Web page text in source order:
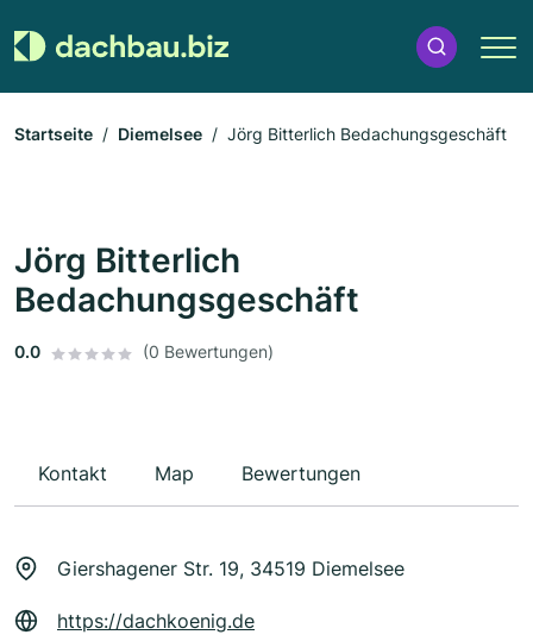
Startseite Diemelsee Jörg Bitterlich Bedachungsgeschäft
Jörg Bitterlich
Bedachungsgeschäft
0.0 (0 Bewertungen)
Kontakt Map Bewertungen
Giershagener Str. 19, 34519 Diemelsee
https://dachkoenig.de